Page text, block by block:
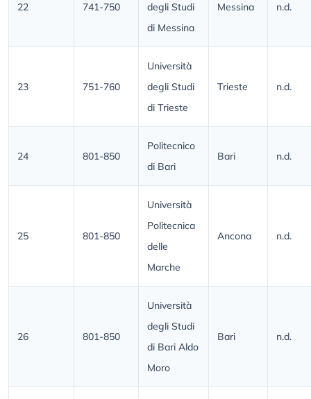
22 741-750
degli Studi
di Messina
Messina n.d.
23 751-760
Università
degli Studi
di Trieste
Trieste n.d.
24 801-850
Politecnico
di Bari
Bari n.d.
25 801-850
Università
Politecnica
delle
Marche
Ancona n.d.
26 801-850
Università
degli Studi
di Bari Aldo
Moro
Bari n.d.